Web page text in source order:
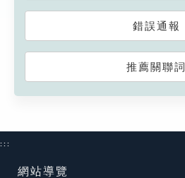
錯誤通報
推薦關聯詞
:::
網站導覽